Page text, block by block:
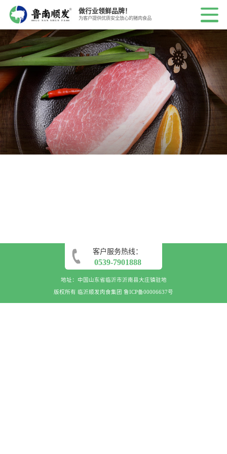
做行业领鲜品牌！
为客户提供优质安全放心的猪肉食品
客户服务热线：
0539-7901888
地址：中国山东省临沂市沂南县大庄镇驻地
版权所有 临沂顺发肉食集团 鲁ICP备00006637号